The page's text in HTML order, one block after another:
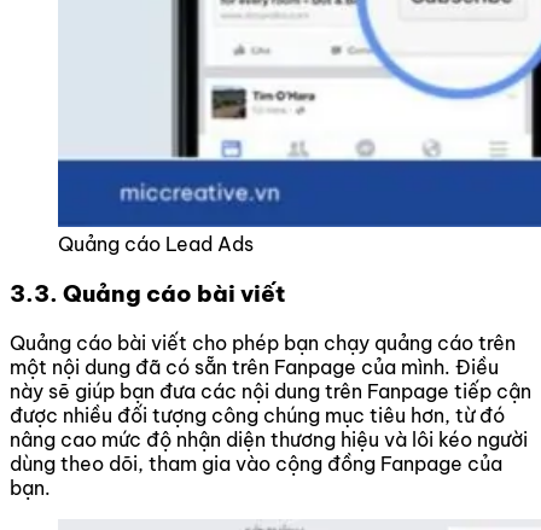
Quảng cáo Lead Ads
3.3. Quảng cáo bài viết
Quảng cáo bài viết cho phép bạn chạy quảng cáo trên
một nội dung đã có sẵn trên Fanpage của mình. Điều
này sẽ giúp bạn đưa các nội dung trên Fanpage tiếp cận
được nhiều đối tượng công chúng mục tiêu hơn, từ đó
nâng cao mức độ nhận diện thương hiệu và lôi kéo người
dùng theo dõi, tham gia vào cộng đồng Fanpage của
bạn.